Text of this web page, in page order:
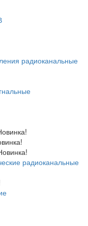
радиоканальные
радиоканальные